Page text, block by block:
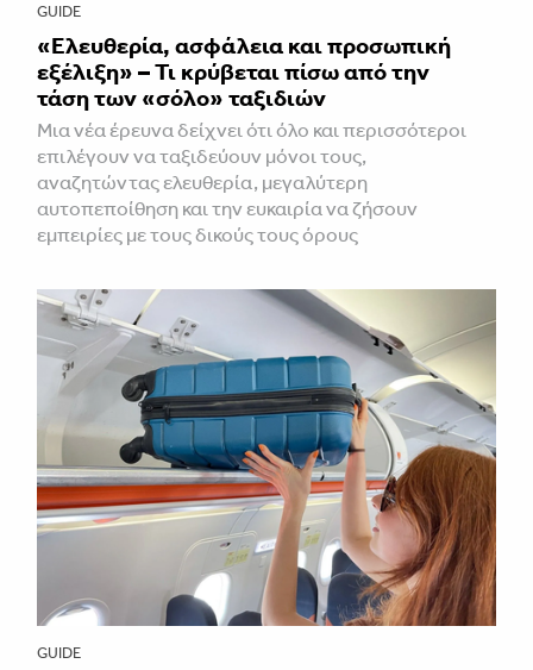
GUIDE
«Ελευθερία, ασφάλεια και προσωπική
εξέλιξη» – Τι κρύβεται πίσω από την
τάση των «σόλο» ταξιδιών
Μια νέα έρευνα δείχνει ότι όλο και περισσότεροι
επιλέγουν να ταξιδεύουν μόνοι τους,
αναζητώντας ελευθερία, μεγαλύτερη
αυτοπεποίθηση και την ευκαιρία να ζήσουν
εμπειρίες με τους δικούς τους όρους
GUIDE